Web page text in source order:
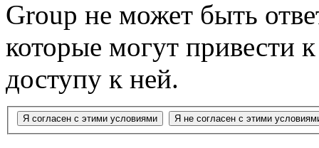
Group не может быть
которые могут привести
доступу к ней.